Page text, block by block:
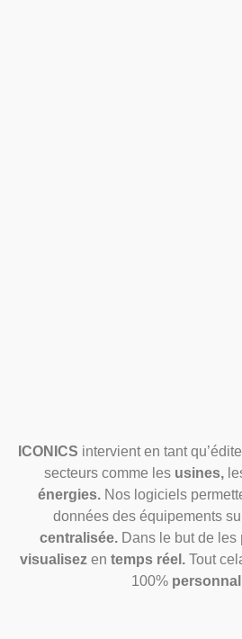
ICONICS intervient en tant
secteurs comme lesusines,
énergies. Nos logiciels
données des équipements
centralisée. Dans le but de les
visualisez en temps réel. Tout
100%